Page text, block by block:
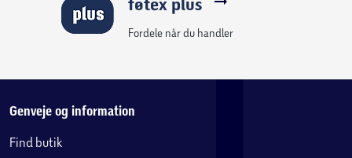
Fordele når du handler
Genveje og information
Find butik